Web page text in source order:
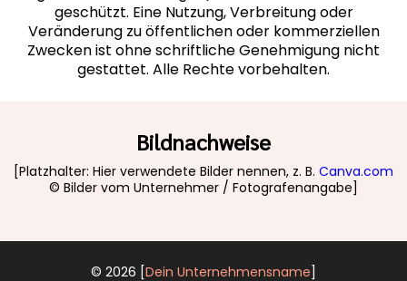
geschützt. Eine Nutzung, Verbreitung oder
Veränderung zu öffentlichen oder kommerziellen
Zwecken ist ohne schriftliche Genehmigung nicht
gestattet. Alle Rechte vorbehalten.
Bildnachweise
[Platzhalter: Hier verwendete Bilder nennen, z. B. Canva.com
© Bilder vom Unternehmer / Fotografenangabe]
© 2026 [Dein Unternehmensname]